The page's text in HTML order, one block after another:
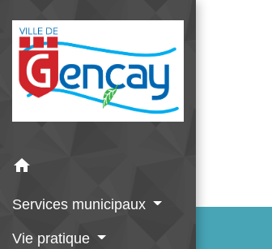
home
Services municipaux
Vie pratique